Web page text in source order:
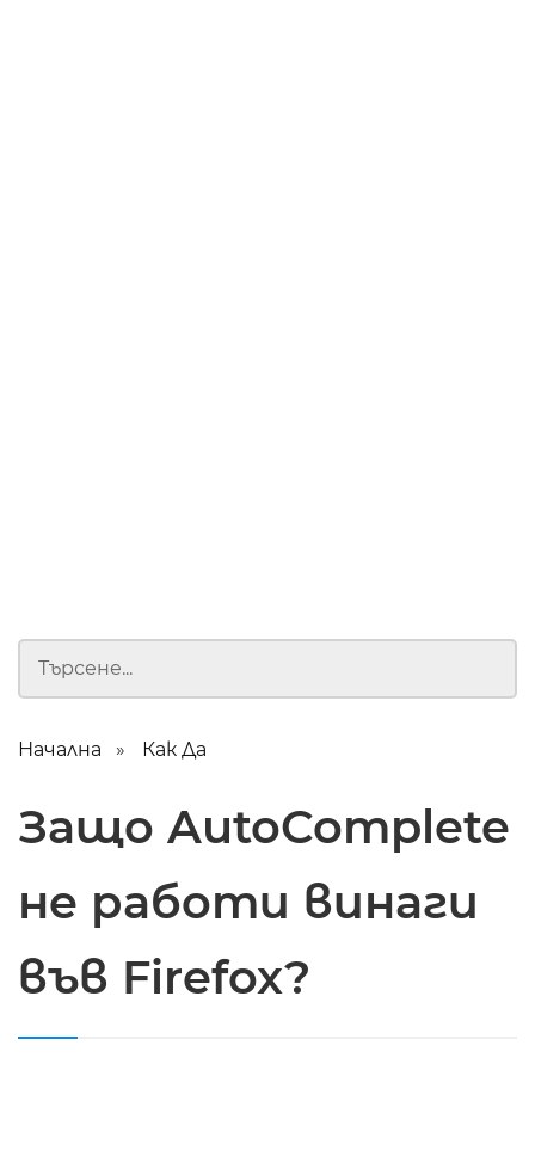
Начална Как Да
Защо AutoComplete
не работи винаги
във Firefox?